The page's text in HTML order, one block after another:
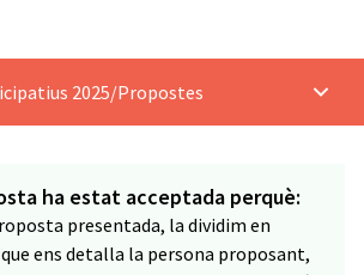
2025/Propostes
ha estat acceptada perquè:
presentada, la dividim en
ens detalla la persona proposant,